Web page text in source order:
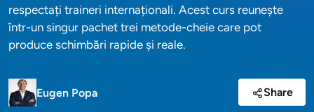
respectați traineri internaționali. Acest curs reunește
într-un singur pachet trei metode-cheie care pot
produce schimbări rapide și reale.
Eugen Popa Share